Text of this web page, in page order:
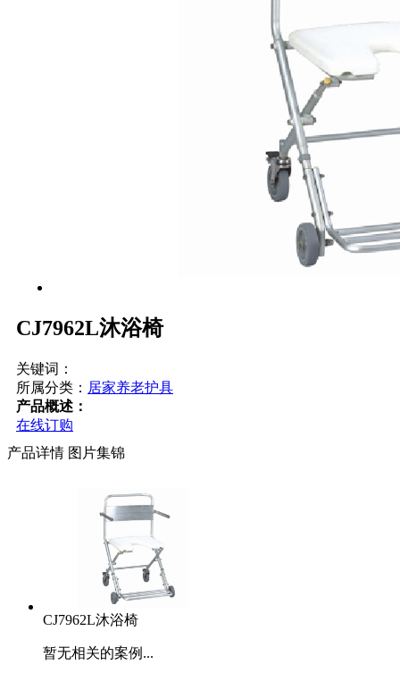
CJ7962L沐浴椅
关键词：
所属分类： 居家养老护具
产品概述：
在线订购
产品详情 图片集锦
CJ7962L沐浴椅
暂无相关的案例...